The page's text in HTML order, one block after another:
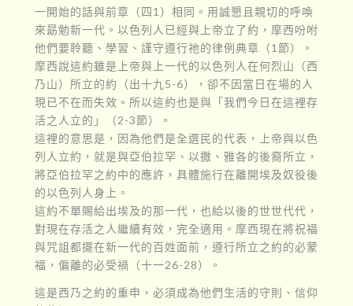
一開始的話與前章（四1）相同。用誠懇且親切的呼喚
來勗勉新一代。以色列人已經與上帝立了約，摩西吩咐
他們要聆聽、學習、謹守遵行祂的律例典章（1節）。
摩西說這約雖是上帝與上一代的以色列人在何烈山（西
乃山）所立的約（出十九5-6），卻不因當日在場的人
現已不在而失效。所以這約也是與「我們今日在這裡存
活之人立的」（2-3節）。
這裡的意思是，因為他們是全選民的代表，上帝與以色
列人立約，就是與亞伯拉罕、以撒、雅各的後裔所立，
將亞伯拉罕之約中的應許，具體施行在離開埃及奴役後
的以色列人身上。
這約不單賜給出埃及的那一代，也給以後的世世代代，
對現在存活之人繼續有效，完全適用。摩西現在將祝福
與咒詛都擺在新一代的百姓面前，遵行所立之約的必蒙
福，偏離的必受禍（十一26-28）。
這是西乃之約的重申，必須成為他們生活的守則、信仰